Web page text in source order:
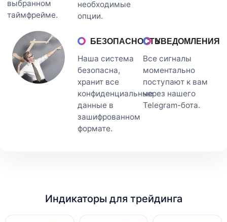
выбранном
таймфрейме.
необходимые
опции.
БЕЗОПАСНОСТЬ
Наша система
безопасна,
хранит все
конфиденциальные
данные в
зашифрованном
формате.
УВЕДОМЛЕНИЯ
Все сигналы
моментально
поступают к вам
через нашего
Telegram-бота.
Индикаторы для трейдинга